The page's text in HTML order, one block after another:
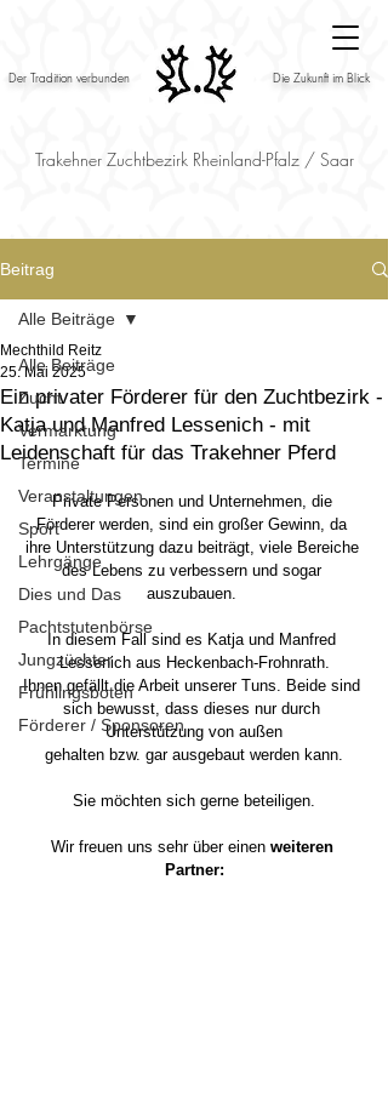
Der Tradition verbunden Die Zukunft im Blick
Trakehner Zuchtbezirk Rheinland-Pfalz / Saar
Beitrag
Alle Beiträge
Zucht
Vermarktung
Termine
Veranstaltungen
Sport
Lehrgänge
Dies und Das
Pachtstutenbörse
Jungzüchter
Frühlingsboten
Förderer / Sponsoren
Alle Beiträge
Ein privater Förderer für den Zuchtbezirk -
Katja und Manfred Lessenich - mit
Leidenschaft für das Trakehner Pferd
Mechthild Reitz
25. Mai 2025
Private Personen und Unternehmen, die
Förderer werden, sind ein großer Gewinn, da
ihre Unterstützung dazu beiträgt, viele Bereiche
des Lebens zu verbessern und sogar
auszubauen.
In diesem Fall sind es Katja und Manfred
Lessenich aus Heckenbach-Frohnrath.
Ihnen gefällt die Arbeit unserer Tuns. Beide sind
sich bewusst, dass dieses nur durch
Unterstützung von außen
gehalten bzw. gar ausgebaut werden kann.
Sie möchten sich gerne beteiligen.
Wir freuen uns sehr über einen weiteren
Partner: